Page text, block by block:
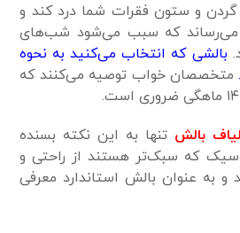
و ستون فقرات شما درد کند و
که سبب می‌شود شب‌های
بالشی که انتخاب می‌کنید به نحوه
متخصصان خواب توصیه می‌کنند که
بالش تنها به این نکته بسنده
که سبک‌تر هستند از راحتی و
و به عنوان بالش استاندارد معرفی